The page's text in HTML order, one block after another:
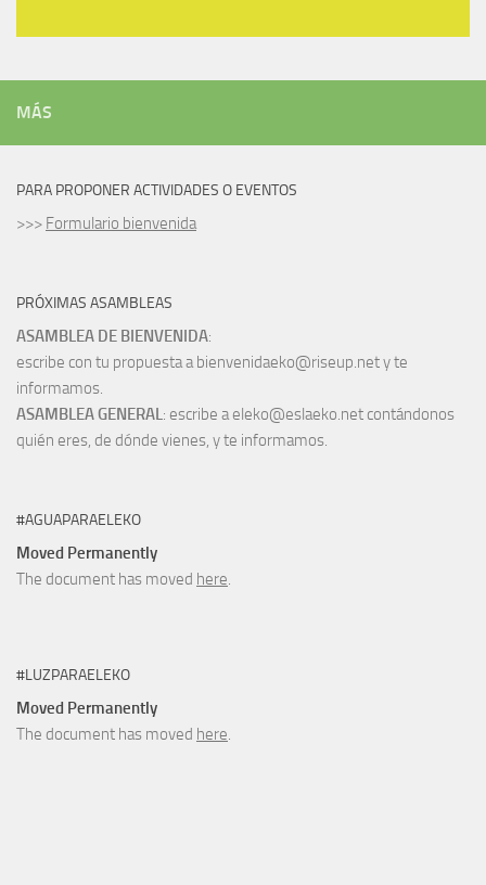
MÁS
PARA PROPONER ACTIVIDADES O EVENTOS
>>> Formulario bienvenida
PRÓXIMAS ASAMBLEAS
ASAMBLEA DE BIENVENIDA:
escribe con tu propuesta a bienvenidaeko@riseup.net y te
informamos.
ASAMBLEA GENERAL : escribe a eleko@eslaeko.net contándonos
quién eres, de dónde vienes, y te informamos.
#AGUAPARAELEKO
Moved Permanently
The document has moved here
#LUZPARAELEKO
Moved Permanently
The document has moved here